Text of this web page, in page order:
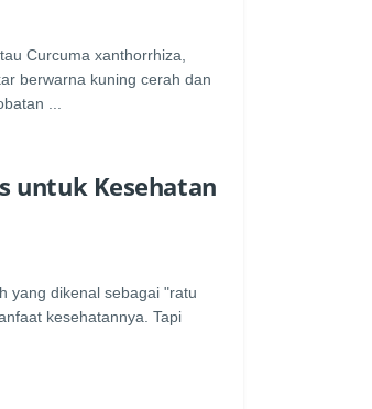
Curcuma xanthorrhiza,
berwarna kuning cerah dan
...
untuk Kesehatan
yang dikenal sebagai "ratu
kesehatannya. Tapi